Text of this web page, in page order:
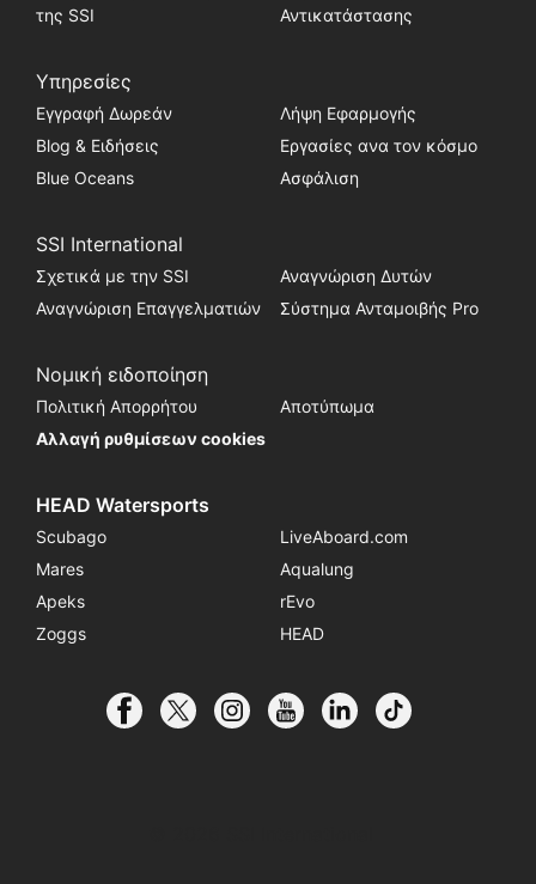
της SSI
Αντικατάστασης
Υπηρεσίες
Εγγραφή Δωρεάν
Λήψη Εφαρμογής
Blog & Ειδήσεις
Εργασίες ανα τον κόσμο
Blue Oceans
Ασφάλιση
SSI International
Σχετικά με την SSI
Αναγνώριση Δυτών
Αναγνώριση Επαγγελματιών
Σύστημα Ανταμοιβής Pro
Νομική ειδοποίηση
Πολιτική Απορρήτου
Αποτύπωμα
Αλλαγή ρυθμίσεων cookies
HEAD Watersports
Scubago
LiveAboard.com
Mares
Aqualung
Apeks
rEvo
Zoggs
HEAD